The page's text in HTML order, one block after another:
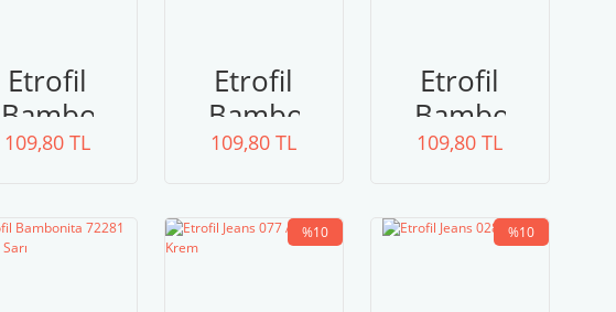
Etrofil
Bambonita
73433
Pembe
109,80 TL
Etrofil
Bambonita
72258
Sarı
109,80 TL
Etrofil
Bambonita
75423
109,80 TL
%10 %10